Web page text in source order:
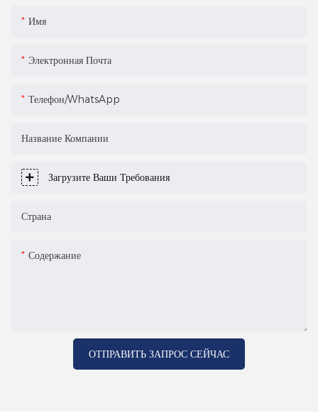
Имя
Электронная Почта
Телефон/WhatsApp
Название Компании
Загрузите Ваши Требования
Страна
Содержание
ОТПРАВИТЬ ЗАПРОС СЕЙЧАС